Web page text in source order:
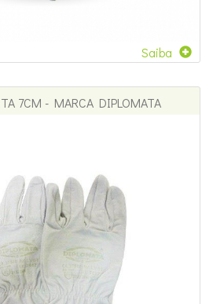
Saiba
7CM - MARCA DIPLOMATA